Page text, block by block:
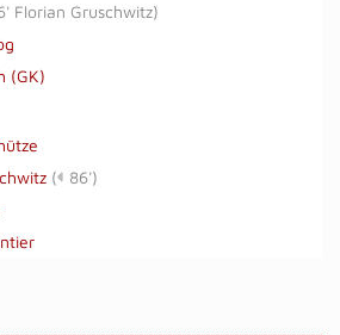
Florian Gruschwitz)
(GK)
(
86')